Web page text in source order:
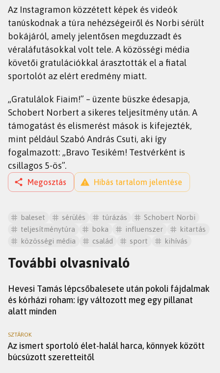
Az Instagramon közzétett képek és videók
tanúskodnak a túra nehézségeiről és Norbi sérült
bokájáról, amely jelentősen megduzzadt és
véraláfutásokkal volt tele. A közösségi média
követői gratulációkkal árasztották el a fiatal
sportolót az elért eredmény miatt.
„Gratulálok Fiaim!” – üzente büszke édesapja,
Schobert Norbert a sikeres teljesítmény után. A
támogatást és elismerést mások is kifejezték,
mint például Szabó András Csuti, aki így
fogalmazott: „Bravo Tesikém! Testvérként is
csillagos 5-ös”.
Megosztás Hibás tartalom jelentése
baleset sérülés túrázás
Schobert Norbi
teljesítménytúra
boka influenszer
kitartás
közösségi média
család sport kihívás
További olvasnivaló
Hevesi Tamás lépcsőbalesete után pokoli fájdalmak
és kórházi roham: így változott meg egy pillanat
alatt minden
SZTÁROK
Az ismert sportoló élet-halál harca, könnyek között
búcsúzott szeretteitől